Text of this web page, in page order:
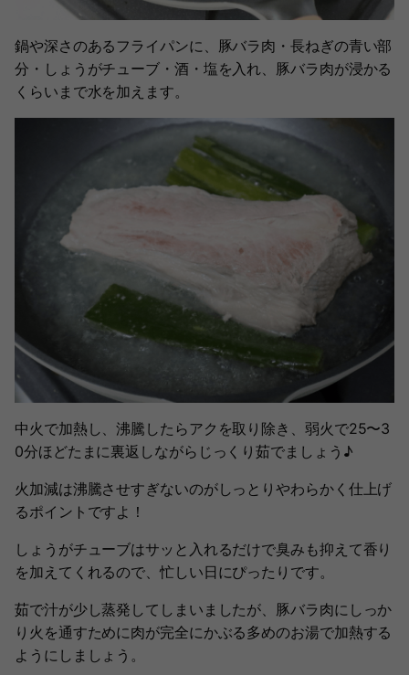
鍋や深さのあるフライパンに、豚バラ肉・長ねぎの青い部
分・しょうがチューブ・酒・塩を入れ、豚バラ肉が浸かる
くらいまで水を加えます。
中火で加熱し、沸騰したらアクを取り除き、弱火で25〜3
0分ほどたまに裏返しながらじっくり茹でましょう♪
火加減は沸騰させすぎないのがしっとりやわらかく仕上げ
るポイントですよ！
しょうがチューブはサッと入れるだけで臭みも抑えて香り
を加えてくれるので、忙しい日にぴったりです。
茹で汁が少し蒸発してしまいましたが、豚バラ肉にしっか
り火を通すために肉が完全にかぶる多めのお湯で加熱する
ようにしましょう。